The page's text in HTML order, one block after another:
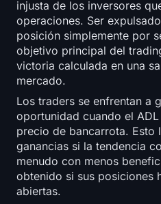
injusta de los inversores
operaciones. Ser
posición simplemente por
objetivo principal del
victoria calculada en una
mercado.
Los traders se enfrentan a
oportunidad cuando el
precio de bancarrota. Esto
ganancias si la tendencia
menudo con menos
obtenido si sus posiciones
abiertas.